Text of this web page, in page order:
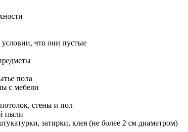
что они пустые
пола
с мебели
стены и пол
пыли
затирки, клея (не более 2 см диаметром)